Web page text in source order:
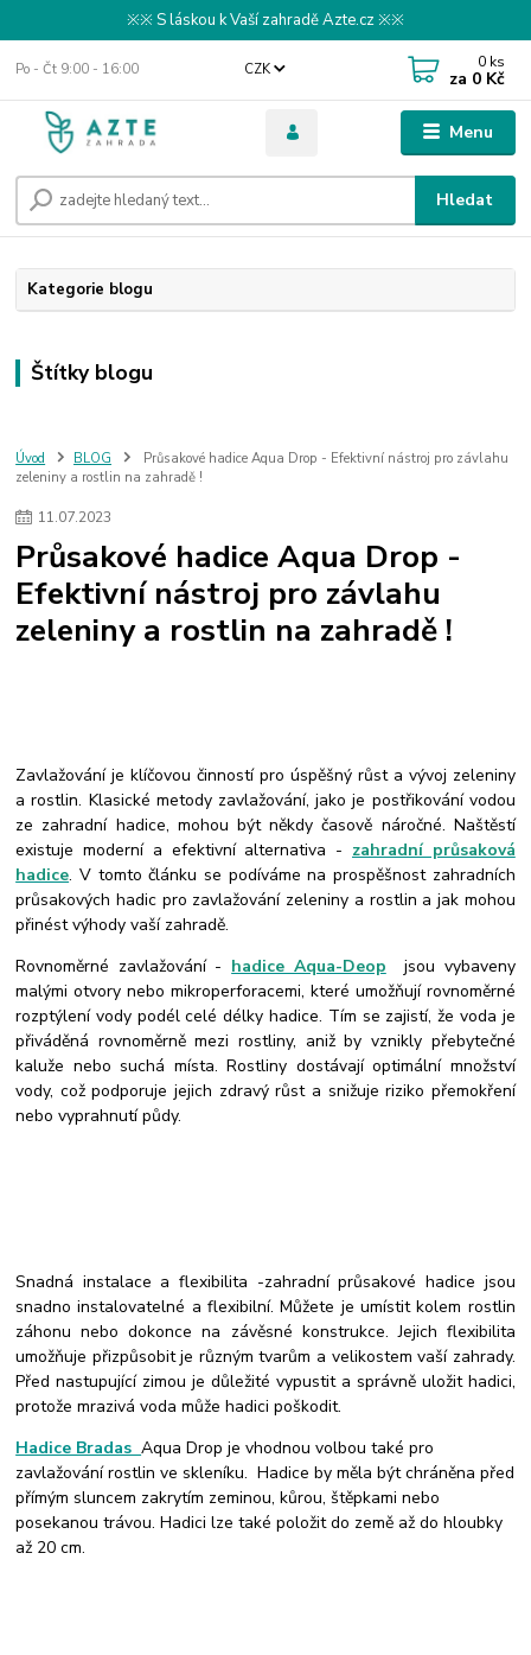
※※ S láskou k Vaší zahradě Azte.cz ※※
Menu
CZK
Hledat
Po - Čt 9:00 - 16:00 0 ks
za 0 Kč
Kategorie blogu
Štítky blogu
Úvod BLOG
Průsakové hadice Aqua Drop - Efektivní nástroj pro závlahu
zeleniny a rostlin na zahradě !
11.07.2023
Průsakové hadice Aqua Drop -
Efektivní nástroj pro závlahu
zeleniny a rostlin na zahradě !
Zavlažování je klíčovou činností pro úspěšný růst a vývoj zeleniny
a rostlin. Klasické metody zavlažování, jako je postřikování vodou
ze zahradní hadice, mohou být někdy časově náročné. Naštěstí
existuje moderní a efektivní alternativa - zahradní průsaková
hadice. V tomto článku se podíváme na prospěšnost zahradních
průsakových hadic pro zavlažování zeleniny a rostlin a jak mohou
přinést výhody vaší zahradě.
Rovnoměrné zavlažování - hadice Aqua-Deop
jsou vybaveny
malými otvory nebo mikroperforacemi, které umožňují rovnoměrné
rozptýlení vody podél celé délky hadice. Tím se zajistí, že voda je
přiváděná rovnoměrně mezi rostliny, aniž by vznikly přebytečné
kaluže nebo suchá místa. Rostliny dostávají optimální množství
vody, což podporuje jejich zdravý růst a snižuje riziko přemokření
nebo vyprahnutí půdy.
Snadná instalace a flexibilita -zahradní průsakové hadice jsou
snadno instalovatelné a flexibilní. Můžete je umístit kolem rostlin
záhonu nebo dokonce na závěsné konstrukce. Jejich flexibilita
umožňuje přizpůsobit je různým tvarům a velikostem vaší zahrady.
Před nastupující zimou je důležité vypustit a správně uložit hadici,
protože mrazivá voda může hadici poškodit.
Hadice BradasAqua Drop je vhodnou volbou také pro
zavlažování rostlin ve skleníku. Hadice by měla být chráněna před
přímým sluncem zakrytím zeminou, kůrou, štěpkami nebo
posekanou trávou. Hadici lze také položit do země až do hloubky
až 20 cm.